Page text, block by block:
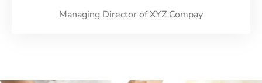
Managing Director of XYZ Compay